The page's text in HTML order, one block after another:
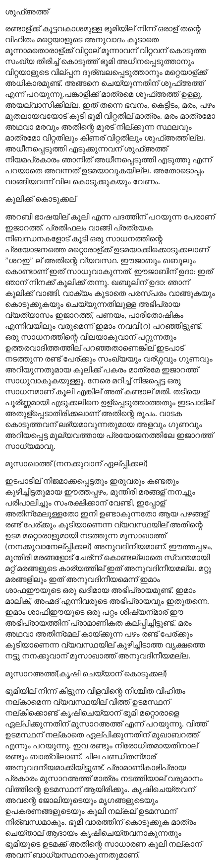
ശുഫ്അത്ത്
രണ്ടാള്ക്ക് കൂട്ടവകാശമുള്ള ഭൂമിയില് നിന്ന് ഒരാള് തന്റെ
വിഹിതം മറ്റെയാളുടെ അനുവാദം കൂടാതെ
മൂന്നാമതൊരാള്ക്ക് വിറ്റാല് മൂന്നാവന് വിറ്റവന് കൊടുത്ത
സംഖ്യ തിരിച്ച് കൊടുത്ത് ഭൂമി അധീനപ്പെടുത്താനും
വിറ്റയാളുടെ വില്പ്പന ദുര്ബലപ്പെടുത്താനും മറ്റെയാള്ക്ക്
അധികാരമുണ്ട്. അങ്ങനെ ചെയ്യുന്നതിന് ശുഫ്അത്ത്
എന്ന് പറയുന്നു.പങ്കാളിക്ക് മാത്രമെ ശുഫ്അത്ത് ഉള്ളൂ.
അയല്വാസിക്കില്ല. ഇത് തന്നെ ഭവനം, കെട്ടിടം, മരം, പഴം
മുതലായവയോട് കൂടി ഭൂമി വിറ്റതില് മാത്രം. മരം മാത്രമോ
അഥവാ മരവും അതിന്റെ മുരട് നില്ക്കുന്ന സ്ഥലവും
മാത്രമോ വിറ്റതിലും കിണര് വിറ്റതിലും ശുഫ്അത്തില്ല.
അധീനപ്പെടുത്തി എടുക്കുന്നവന് ശുഫ്അത്ത്
നിയമപ്രകാരം ഞാനിത് അധീനപ്പെടുത്തി എടുത്തു എന്ന്
പറയാതെ അവന്നത് ഉടമയാവുകയില്ല. അതോടൊപ്പം
വാങ്ങിയവന്ന് വില കൊടുക്കുകയും വേണം.
കൂലിക്ക് കൊടുക്കല്
അറബി ഭാഷയില് കൂലി എന്ന പദത്തിന് പറയുന്ന പേരാണ്
ഇജാറത്ത്. പ്രതിഫലം വാങ്ങി പ്രത്യേക
നിബന്ധനകളോട് കൂടി ഒരു സാധനത്തിന്റെ
പ്രയോജനത്തെ മറ്റൊരാള്ക്ക് ഉടമയാക്കിക്കൊടുക്കലാണ്
”ശറഇ” ല് അതിന്റെ വ്യവസ്ഥ. ഈജാബും ഖബൂലും
കൊണ്ടാണ് ഇത് സാധുവാകുന്നത്. ഈജാബിന് ഉദാ: ഇത്
ഞാന് നിനക്ക് കൂലിക്ക് തന്നു. ഖബൂലിന് ഉദാ: ഞാന്
കൂലിക്ക് വാങ്ങി. വാക്യം കൂടാതെ പരസ്പരം വാങ്ങുകയും
കൊടുക്കുകയും ചെയ്യുന്നതിലുള്ള അഭിപ്രായ
വ്യത്യാസം ഇജാറത്ത്, പണയം, പാരിതോഷികം
എന്നിവയിലും വരുമെന്ന് ഇമാം നവവി(റ) പറഞ്ഞിട്ടുണ്ട്.
ഒരു സാധനത്തിന്റെ വിലയാകുവാന് പറ്റുന്നതും
ഉത്തരവാദിത്തത്തില് പറഞ്ഞതാണെങ്കില് ഇടപാട്
നടത്തുന്ന രണ്ട് പേര്ക്കും സംഖ്യയും വര്ഗ്ഗവും ഗുണവും
അറിയുന്നതുമായ കൂലിക്ക് പകരം മാത്രമേ ഇജാറത്ത്
സാധുവാകുകയുള്ളൂ. നേരെ മറിച്ച് നിജപ്പെട്ട ഒരു
സാധനമാണ് കൂലി എങ്കില് അത് കണ്ടാല് മതി. തടിയെ
പൂര്ണ്ണമായി എടുക്കലിനെ ഉള്പ്പെടുത്താത്തതും ഇടപാടില്
അതുള്പ്പെടാതിരിക്കലാണ് അതിന്റെ രൂപം. വാടക
കൊടുത്തവന് ലഭ്യമാവുന്നതുമായ അളവും ഗുണവും
അറിയപ്പെട്ട മൂല്യവത്തായ പ്രയോജനത്തിലേ ഇജാറത്ത്
സാധ്യമാവൂ.
മുസാഖാത്ത്(നനക്കുവാന് ഏല്പ്പിക്കല്)
ഇടപാടില് നിജമാക്കപ്പെട്ടതും ഇരുവരും കണ്ടതും
കുഴിച്ചിട്ടതുമായ ഈത്തപ്പഴം, മുന്തിരി മരങ്ങള് നനച്ചും
പരിപാലിച്ചും സംരക്ഷിക്കാന് വേണ്ടി, ഇപ്പോള്
അതിന്മേലുള്ളതോ ഇനി ഉണ്ടാകുന്നതോ ആയ പഴങ്ങള്
രണ്ട് പേര്ക്കും കൂടിയാണെന്ന വ്യവസ്ഥയില് അതിന്റെ
ഉടമ മറ്റൊരാളുമായി നടത്തുന്ന മുസാഖാത്ത്
(നനക്കുവാനേല്പ്പിക്കല്) അനുവദിനീയമാണ്. ഈത്തപ്പഴം,
മുന്തിരി മരങ്ങളോട് ചേര്ന്ന് കൊണ്ടല്ലാതെ സ്വന്തമായി
മറ്റ് മരങ്ങളുടെ കാര്യത്തില് ഇത് അനുവദിനീയമല്ല. മറ്റു
മരങ്ങളിലും ഇത് അനുവദിനീയമെന്ന് ഇമാം
ശാഫഈയുടെ ഒരു ഖദീമായ അഭിപ്രായമുണ്ട്. ഇമാം
മാലിക്, അഹ്മദ് എന്നിവരുടെ അഭിപ്രായവും ഇതുതന്നെ.
ഇമാം ശാഫിഈയുടെ ഒരു പറ്റം ശിഷ്യന്മാര് ഈ
അഭിപ്രായത്തിന് പ്രാമാണികത കല്പ്പിച്ചിട്ടുണ്ട്. മരം
അഥവാ അതിന്മേല് കായ്ക്കുന്ന പഴം രണ്ട് പേര്ക്കും
കൂടിയാണെന്ന വ്യവസ്ഥയില് കുഴിച്ചിടാത്ത വൃക്ഷത്തെ
നട്ടു നനക്കുവാന് മുസാഖാത്ത് അനുവദിനീയമല്ല.
മുസാറഅത്ത്(കൃഷി ചെയ്യാന് കൊടുക്കല്)
ഭൂമിയില് നിന്ന് കിട്ടുന്ന വിളവിന്റെ നിശ്ചിത വിഹിതം
നല്കാമെന്ന വ്യവസ്ഥയില് വിത്ത് ഉടമസ്ഥന്
നല്കിക്കൊണ്ട് കൃഷിചെയ്യാന് ഭൂമി മറ്റൊരാളെ
ഏല്പിക്കുന്നതിന് മുസാറഅത്ത് എന്ന് പറയുന്നു. വിത്ത്
ഉടമസ്ഥന് നല്കാതെ ഏല്പിക്കുന്നതിന് മുഖാബറത്ത്
എന്നും പറയുന്നു. ഇവ രണ്ടും നിരോധിതമായതിനാല്
രണ്ടും ബാത്വിലാണ്. ചില പണ്ഡിതന്മാര്
അനുവദനീയമാക്കിയിട്ടുണ്ട്. പ്രാമാണികാഭിപ്രായ
പ്രകാരം മുസാറഅത്ത് മാത്രം നടത്തിയാല് വരുമാനം
വിത്തിന്റെ ഉടമസ്ഥന് ആയിരിക്കും. കൃഷിചെയ്തവന്
അവന്റെ ജോലിയുടെയും മൃഗങ്ങളുടെയും
ഉപകരണങ്ങളുടെയും കൂലി നല്കല് ഉടമസ്ഥന്
നിര്ബന്ധമാകും. ഭൂമി വാരത്തിന് കൊടുക്കുക മാത്രം
ചെയ്താല് ആദായം കൃഷിചെയ്തവനാകുന്നതും
ഭൂമിയുടെ ഉടമക്ക് അതിന്റെ സാധാരണ കൂലി നല്കാന്
അവന് ബാധ്യസ്ഥനാകുന്നതുമാണ്.